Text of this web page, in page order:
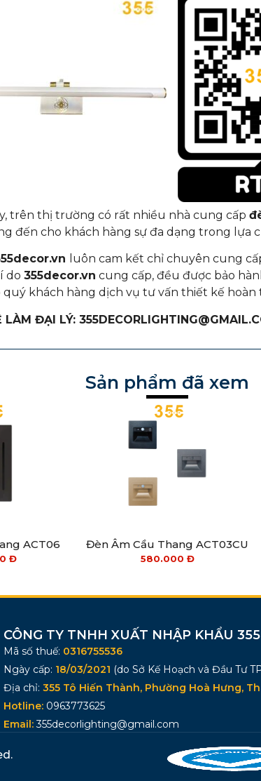
trên thị trường có rất nhiều nhà cung cấp
đến cho khách hàng sự đa dạng trong lựa
luôn cam kết chỉ chuyên cung
do 355decor.vn cung cấp, đều được bảo
quý khách hàng dịch vụ tư vấn thiết kế hoàn
LÀM ĐẠI LÝ:
Sản phẩm đã xem
ACT06
Đ
Đèn Âm Cầu Thang ACT03CU
580.000 Đ
CÔNG TY TNHH XUẤT NHẬP KHẨU
Mã số thuế: 0316755536
Ngày cấp: 18/03/2021 (do Sở Kế Hoạch và Đầu Tư
Địa chỉ: 355 Tô Hiến Thành, Phường Hoà Hưng,
Hotline: 0963773625
Email:355decorlighting@gmail.com